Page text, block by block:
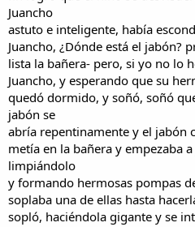
Juancho
astuto e inteligente, había
Juancho, ¿Dónde está el jabón?
lista la bañera- pero, si yo no lo
Juancho, y esperando que su
quedó dormido, y soñó, soñó
jabón se
abría repentinamente y el jabón
metía en la bañera y empezaba
limpiándolo
y formando hermosas pompas
soplaba una de ellas hasta
sopló, haciéndola gigante y se